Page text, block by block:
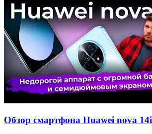
Обзор смартфона Huawei nova 14i